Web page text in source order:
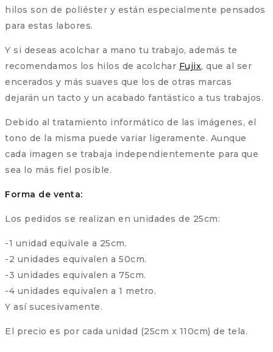
hilos son de poliéster y están especialmente pensados
para estas labores.
Y si deseas acolchar a mano tu trabajo, además te
recomendamos los hilos de acolchar Fujix, que al ser
encerados y más suaves que los de otras marcas
dejarán un tacto y un acabado fantástico a tus trabajos.
Debido al tratamiento informático de las imágenes, el
tono de la misma puede variar ligeramente. Aunque
cada imagen se trabaja independientemente para que
sea lo más fiel posible.
Forma de venta:
Los pedidos se realizan en unidades de 25cm:
-1 unidad equivale a 25cm.
-2 unidades equivalen a 50cm.
-3 unidades equivalen a 75cm.
-4 unidades equivalen a 1 metro.
Y así sucesivamente.
El precio es por cada unidad (25cm x 110cm) de tela.